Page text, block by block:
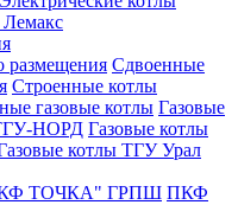
Лемакс
размещения Сдвоенные
Строенные котлы
газовые котлы Газовые
НОРД Газовые котлы
котлы ТГУ Урал
ТОЧКА" ГРПШ ПКФ